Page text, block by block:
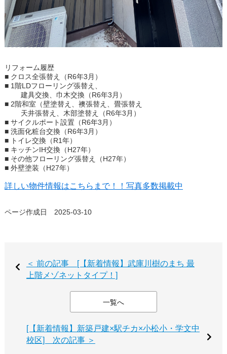
リフォーム履歴
■ クロス全張替え（R6年3月）
■ 1階LDフローリング張替え、
建具交換、巾木交換（R6年3月）
■ 2階和室（壁塗替え、襖張替え、畳張替え
天井張替え、木部塗替え（R6年3月）
■ サイクルポート設置（R6年3月）
■ 洗面化粧台交換（R6年3月）
■ トイレ交換（R1年）
■ キッチンIH交換（H27年）
■ その他フローリング張替え（H27年）
■ 外壁塗装（H27年）
詳しい物件情報はこちらまで！！写真多数掲載中
ページ作成日 2025-03-10
＜ 前の記事 [【新着情報】武庫川樹のまち 最
上階メゾネットタイプ！]
一覧へ
[【新着情報】新築戸建×駅チカ×小松小・学文中
校区] 次の記事 ＞